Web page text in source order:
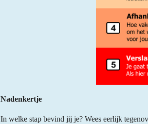
Nadenkertje
In welke stap bevind jij je? Wees eerlijk